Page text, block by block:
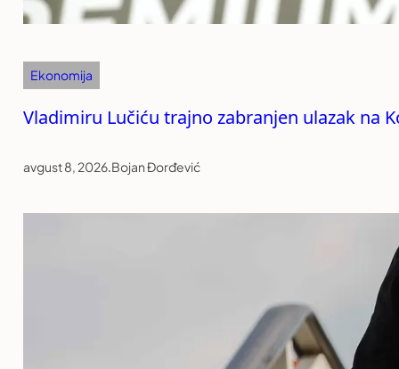
Ekonomija
Vladimiru Lučiću trajno zabranjen ulazak na
avgust 8, 2026.Bojan Đorđević